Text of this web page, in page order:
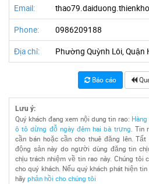
Email:
Phone: 0986209188
Địa chỉ: Phường Quỳnh Lôi, Quận
Báo cáo
Lưu ý:
Quý khách đang xem nội dung tin rao:
ô tô dừng đỗ ngày đêm hai bà trưng. Tin
cần bán hoặc cần cho thuê đăng lên.
động sản này do người dùng đăng tin
chịu trách nhiệm về tin rao này. Chúng
cho quý khách. Nếu quý khách phát hiện
hãy phản hồi cho chúng tôi